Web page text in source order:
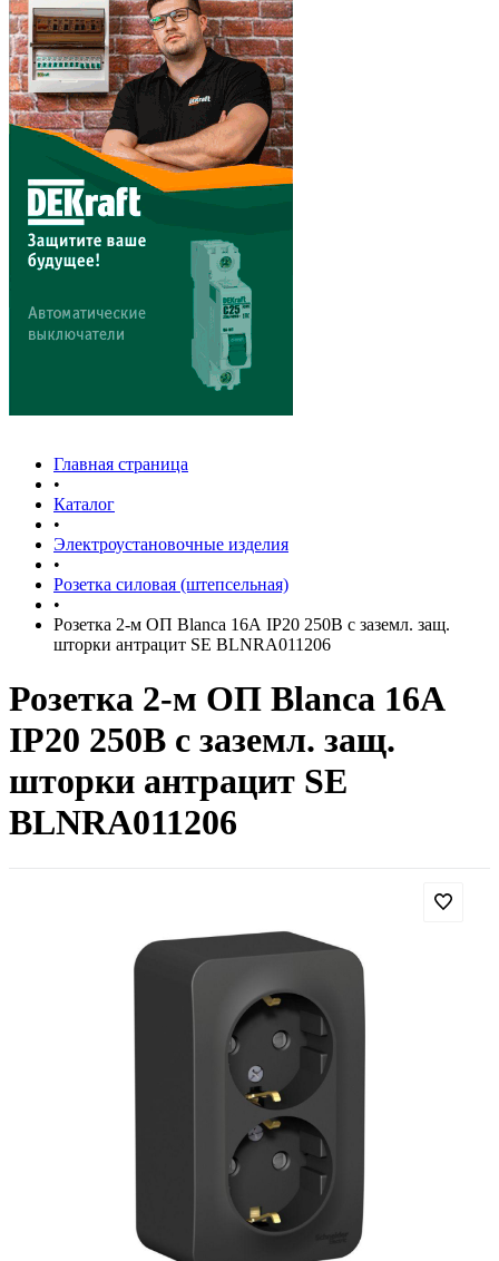
Главная страница
•
Каталог
•
Электроустановочные изделия
•
Розетка силовая (штепсельная)
•
Розетка 2-м ОП Blanca 16А IP20 250В с заземл. защ.
шторки антрацит SE BLNRA011206
Розетка 2-м ОП Blanca 16А
IP20 250В с заземл. защ.
шторки антрацит SE
BLNRA011206